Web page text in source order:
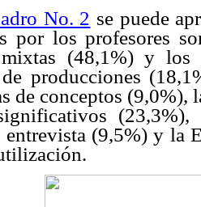
No. 2 se puede
por los profesores
mixtas (48,1%) y los
producciones
de conceptos (9,0%),
entrevista (9,5%) y la